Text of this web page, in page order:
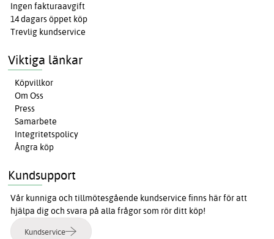
Ingen fakturaavgift
14 dagars öppet köp
Trevlig kundservice
Viktiga länkar
Köpvillkor
Om Oss
Press
Samarbete
Integritetspolicy
Ångra köp
Kundsupport
Vår kunniga och tillmötesgående kundservice finns här för att
hjälpa dig och svara på alla frågor som rör ditt köp!
Kundservice